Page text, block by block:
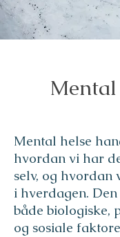
Mental helse
hvordan vi har
selv, og hvordan
i hverdagen.
både biologiske,
og sosiale